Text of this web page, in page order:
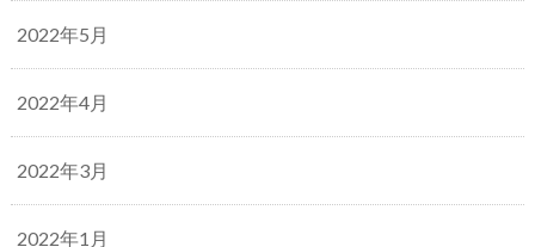
2022年5月
2022年4月
2022年3月
2022年1月